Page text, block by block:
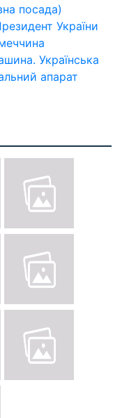
посада)
України
Українська
апарат